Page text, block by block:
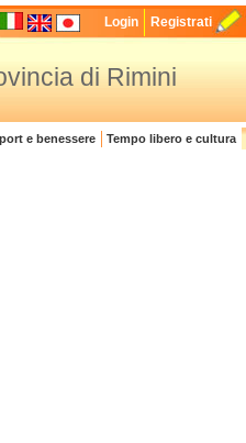
Login Registrati
di Rimini
e benessere Tempo libero e cultura